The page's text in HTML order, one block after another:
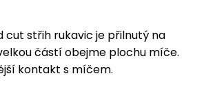
cut střih rukavic je přilnutý na
částí obejme plochu míče.
kontakt s míčem.